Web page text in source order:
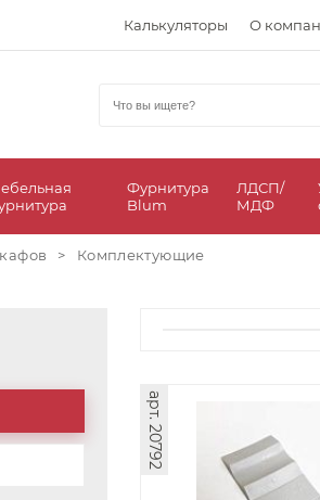
Калькуляторы О
Фурнитура
Blum
ЛДСП/
МДФ
> Комплектующие
арт. 20792